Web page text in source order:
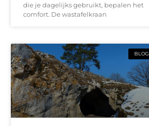
die je dagelijks gebruikt, bepalen het
comfort. De wastafelkraan
BLOG